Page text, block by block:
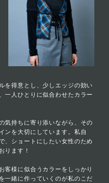
を得意とし、少しエッジの効い
一人ひとりに似合わせたカラー
気持ちに寄り添いながら、その
ンを大切にしています。私自
、ショートにしたい女性のため
ります！
客様に似合うカラーをしっかり
一緒に作っていくのが私のこだ